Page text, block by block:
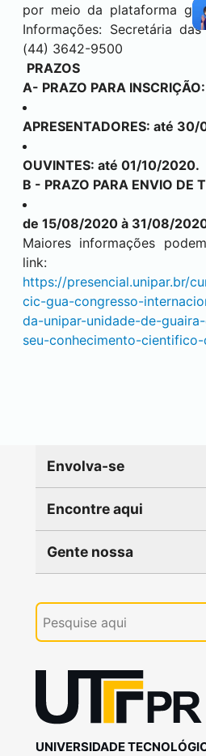
por meio da plataforma
Informações: Secretária
(44) 3642-9500
PRAZOS
A- PRAZO PARA INSCRIÇÃO:
APRESENTADORES: até
OUVINTES: até 01/10/2020.
B - PRAZO PARA ENVIO DE
de 15/08/2020 à 31/08/
Maiores informações
link:
https://presencial.unipar.br/
cic-gua-congresso-
da-unipar-unidade-de-
seu-conhecimento-
Envolva-se
Encontre aqui
Gente nossa
UNIVERSIDADE